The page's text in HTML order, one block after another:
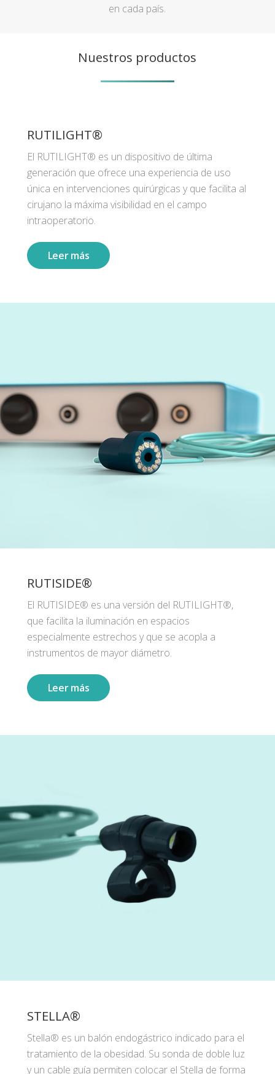
en cada país.
Nuestros productos
RUTILIGHT®
El RUTILIGHT® es un dispositivo de última
generación que ofrece una experiencia de uso
única en intervenciones quirúrgicas y que facilita al
cirujano la máxima visibilidad en el campo
intraoperatorio.
Leer más
RUTISIDE®
El RUTISIDE® es una versión del RUTILIGHT®,
que facilita la iluminación en espacios
especialmente estrechos y que se acopla a
instrumentos de mayor diámetro.
Leer más
STELLA®
Stella® es un balón endogástrico indicado para el
tratamiento de la obesidad. Su sonda de doble luz
y un cable guía permiten colocar el Stella de forma